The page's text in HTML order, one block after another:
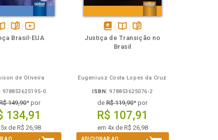
páginas
vídeo
Brasil-EUA
de Oliveira
978853625195-0
149,90* por
134,91
de R$ 26,98
AO
disponívelDisponível
na
páginas
Justiça de Transição no
Brasil
Eugeniusz Costa Lopes da Cruz
ISBN: 978853625076-2
deR$ 119,90* por
R$ 107,91
em 4x de R$ 26,98
ADICIONAR AO